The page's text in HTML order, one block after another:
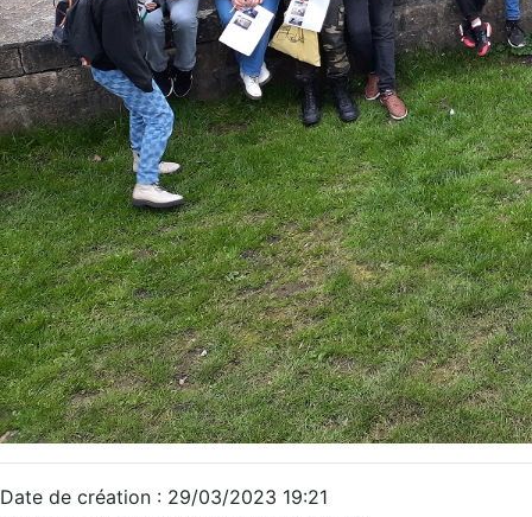
Date de création : 29/03/2023 19:21